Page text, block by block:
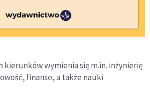
kierunków wymienia się m.in. inżynierię
finanse, a także nauki